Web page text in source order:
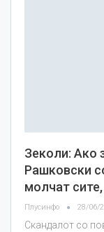
Зеколи: Ако
Рашковски
молчат
Плусинфо 28/06/
Скандалот со